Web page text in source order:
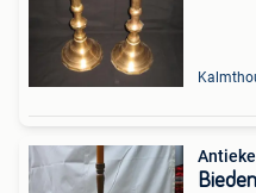
Bieden